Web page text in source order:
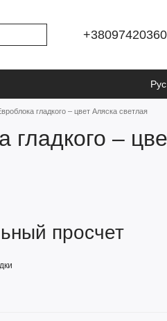
Рус
гладкого – цвет Аляска светлая
гладкого –
просчет